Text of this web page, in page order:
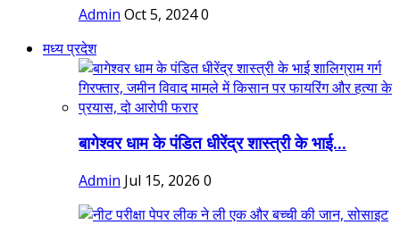
Admin Oct 5, 20240
मध्य प्रदेश
बागेश्वर धाम के पंडित धीरेंद्र शास्त्री के भाई...
Admin Jul 15, 2026 0